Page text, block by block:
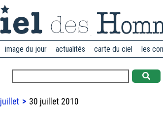
image du jour actualités carte du ciel les
juillet 30 juillet 2010